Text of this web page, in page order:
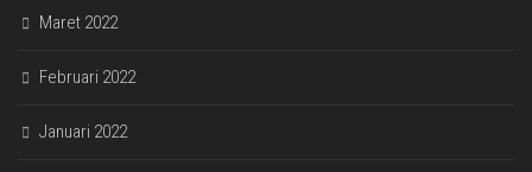
Maret 2022
Februari 2022
Januari 2022